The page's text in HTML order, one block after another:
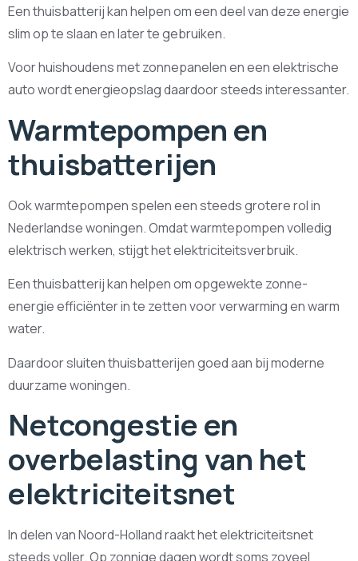
Een thuisbatterij kan helpen om een deel van deze energie
slim op te slaan en later te gebruiken.
Voor huishoudens met zonnepanelen en een elektrische
auto wordt energieopslag daardoor steeds interessanter.
Warmtepompen en
thuisbatterijen
Ook warmtepompen spelen een steeds grotere rol in
Nederlandse woningen. Omdat warmtepompen volledig
elektrisch werken, stijgt het elektriciteitsverbruik.
Een thuisbatterij kan helpen om opgewekte zonne-
energie efficiënter in te zetten voor verwarming en warm
water.
Daardoor sluiten thuisbatterijen goed aan bij moderne
duurzame woningen.
Netcongestie en
overbelasting van het
elektriciteitsnet
In delen van Noord-Holland raakt het elektriciteitsnet
steeds voller. Op zonnige dagen wordt soms zoveel